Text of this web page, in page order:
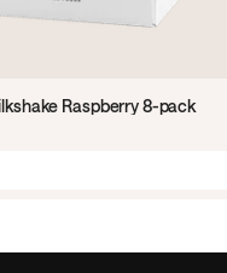
Raspberry 8-pack